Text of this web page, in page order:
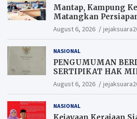
Mantap, Kampung
Matangkan
Warga yang ikut
Berkesempatan Raih
August 6, 2026
NASIONAL
PENGUMUMAN
SERTIPIKAT HAK
August 6, 2026
NASIONAL
Kejayaan Kerajaan